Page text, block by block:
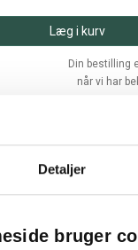
Detaljer
bruger
Læg i kurv
Din bestilling
når vi har